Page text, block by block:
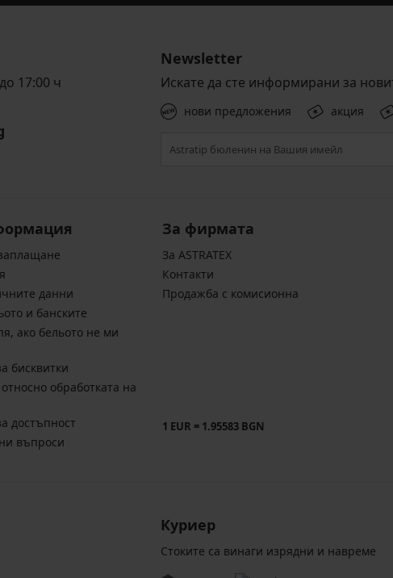
17:00 ч
Newsletter
Искате да сте информирани за
нови предложения акция
данни
и банските
ако бельото не ми
бисквитки
обработката на
достъпност
въпроси
За фирмата
За ASTRATEX
Контакти
Продажба с комисионна
1 EUR = 1.95583 BGN
Куриер
Стоките са винаги изрядни и навреме